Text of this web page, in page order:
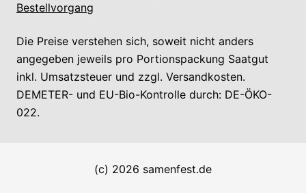
Bestellvorgang
Die Preise verstehen sich, soweit nicht anders
angegeben jeweils pro Portionspackung Saatgut
inkl. Umsatzsteuer und zzgl. Versandkosten.
DEMETER- und EU-Bio-Kontrolle durch: DE-ÖKO-
022.
(c) 2026 samenfest.de